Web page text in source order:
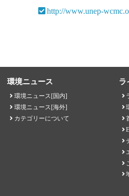
http://www.unep-
環境ニュース
環境ニュース[国内]
環境ニュース[海外]
カテゴリーについて
ラ